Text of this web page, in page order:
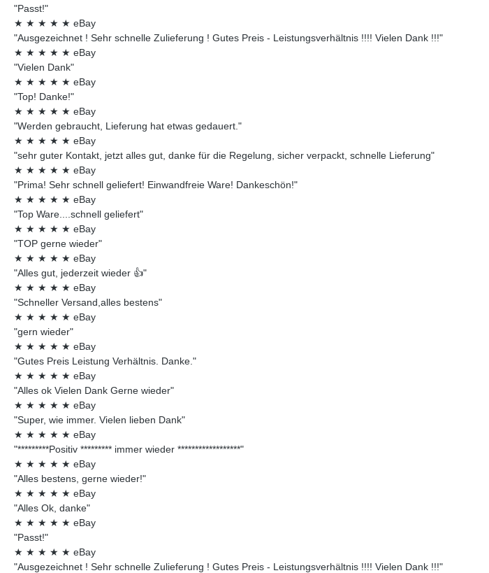
"Passt!"
★ ★ ★ ★ ★ eBay
"Ausgezeichnet ! Sehr schnelle Zulieferung ! Gutes Preis - Leistungsverhältnis !!!! Vielen Dank !!!"
★ ★ ★ ★ ★ eBay
"Vielen Dank"
★ ★ ★ ★ ★ eBay
"Top! Danke!"
★ ★ ★ ★ ★ eBay
"Werden gebraucht, Lieferung hat etwas gedauert."
★ ★ ★ ★ ★ eBay
"sehr guter Kontakt, jetzt alles gut, danke für die Regelung, sicher verpackt, schnelle Lieferung"
★ ★ ★ ★ ★ eBay
"Prima! Sehr schnell geliefert! Einwandfreie Ware! Dankeschön!"
★ ★ ★ ★ ★ eBay
"Top Ware....schnell geliefert"
★ ★ ★ ★ ★ eBay
"TOP gerne wieder"
★ ★ ★ ★ ★ eBay
"Alles gut, jederzeit wieder 👍"
★ ★ ★ ★ ★ eBay
"Schneller Versand,alles bestens"
★ ★ ★ ★ ★ eBay
"gern wieder"
★ ★ ★ ★ ★ eBay
"Gutes Preis Leistung Verhältnis. Danke."
★ ★ ★ ★ ★ eBay
"Alles ok Vielen Dank Gerne wieder"
★ ★ ★ ★ ★ eBay
"Super, wie immer. Vielen lieben Dank"
★ ★ ★ ★ ★ eBay
"*********Positiv ********* immer wieder ******************"
★ ★ ★ ★ ★ eBay
"Alles bestens, gerne wieder!"
★ ★ ★ ★ ★ eBay
"Alles Ok, danke"
★ ★ ★ ★ ★ eBay
"Passt!"
★ ★ ★ ★ ★ eBay
"Ausgezeichnet ! Sehr schnelle Zulieferung ! Gutes Preis - Leistungsverhältnis !!!! Vielen Dank !!!"